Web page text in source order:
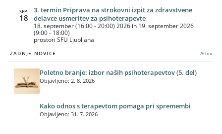
SEP.
18
3. termin Priprava na strokovni izpit za zdravstvene
delavce usmeritev za psihoterapevte
18. september (16:00 - 20:00) 2026 in 19. september 2026
(9:00 - 18:00)
prostori SFU Ljubljana
ZADNJE NOVICE Arhiv
Poletno branje: izbor naših psihoterapevtov (5. del)
Objavljeno: 2. 8. 2026
Kako odnos s terapevtom pomaga pri spremembi
Objavljeno: 31. 7. 2026